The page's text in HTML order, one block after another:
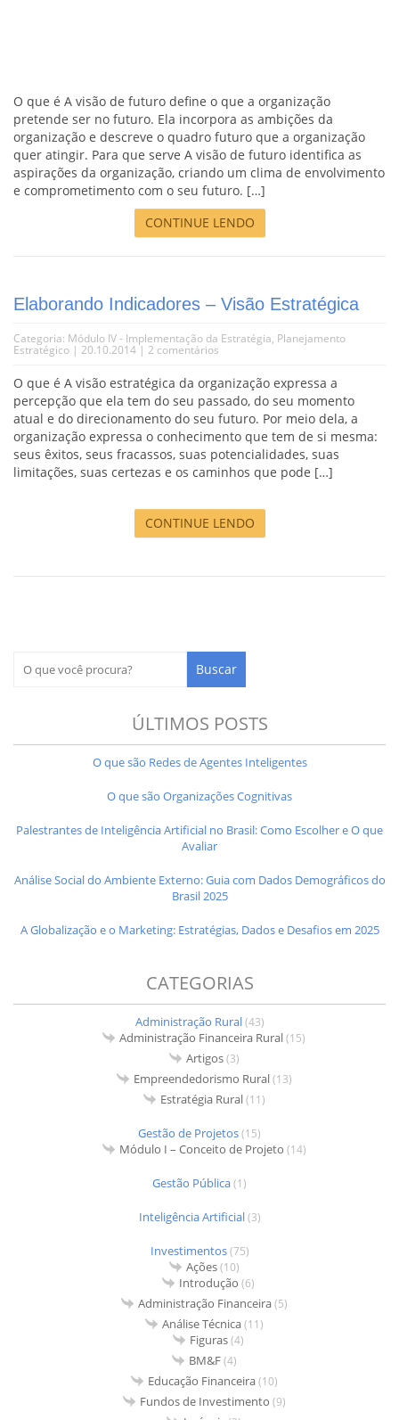
O que é A visão de futuro define o que a organização
pretende ser no futuro. Ela incorpora as ambições da
organização e descreve o quadro futuro que a organização
quer atingir. Para que serve A visão de futuro identifica as
aspirações da organização, criando um clima de envolvimento
e comprometimento com o seu futuro. […]
CONTINUE LENDO
Elaborando Indicadores – Visão Estratégica
Categoria: Módulo IV - Implementação da Estratégia, Planejamento
Estratégico | 20.10.2014 | 2 comentários
O que é A visão estratégica da organização expressa a
percepção que ela tem do seu passado, do seu momento
atual e do direcionamento do seu futuro. Por meio dela, a
organização expressa o conhecimento que tem de si mesma:
seus êxitos, seus fracassos, suas potencialidades, suas
limitações, suas certezas e os caminhos que pode […]
CONTINUE LENDO
ÚLTIMOS POSTS
O que são Redes de Agentes Inteligentes
O que são Organizações Cognitivas
Palestrantes de Inteligência Artificial no Brasil: Como Escolher e O que
Avaliar
Análise Social do Ambiente Externo: Guia com Dados Demográficos do
Brasil 2025
A Globalização e o Marketing: Estratégias, Dados e Desafios em 2025
CATEGORIAS
Administração Rural(43)
Administração Financeira Rural(15)
Artigos(3)
Empreendedorismo Rural(13)
Estratégia Rural(11)
Gestão de Projetos(15)
Módulo I – Conceito de Projeto (14)
Gestão Pública(1)
Inteligência Artificial(3)
Investimentos(75)
Ações(10)
Introdução (6)
Administração Financeira(5)
Análise Técnica(11)
Figuras(4)
BM&F(4)
Educação Financeira(10)
Fundos de Investimento (9)